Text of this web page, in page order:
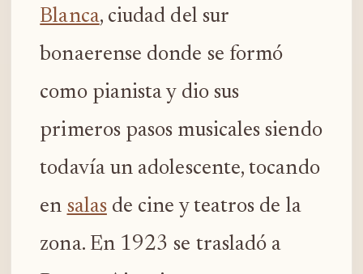
Blanca, ciudad del sur
bonaerense donde se formó
como pianista y dio sus
primeros pasos musicales siendo
todavía un adolescente, tocando
en salasde cine y teatros de la
zona. En 1923 se trasladó a